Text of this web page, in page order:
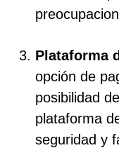
Plataforma
opción de
posibilidad
plataforma
seguridad y